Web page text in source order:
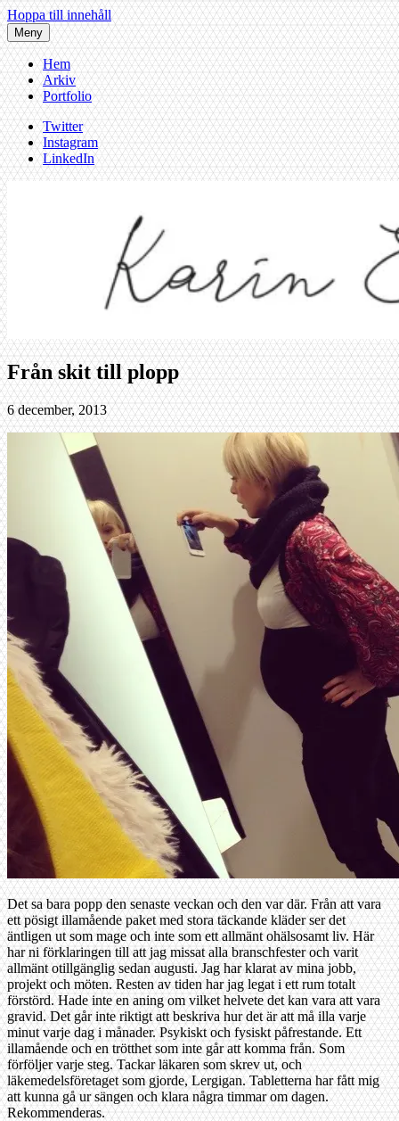
Hoppa till innehåll
Meny
Hem
Arkiv
Portfolio
Twitter
Instagram
LinkedIn
Karin af Malmoe
Från skit till plopp
6 december, 2013
Det sa bara popp den senaste veckan och den var där. Från att vara
ett pösigt illamående paket med stora täckande kläder ser det
äntligen ut som mage och inte som ett allmänt ohälsosamt liv. Här
har ni förklaringen till att jag missat alla branschfester och varit
allmänt otillgänglig sedan augusti. Jag har klarat av mina jobb,
projekt och möten. Resten av tiden har jag legat i ett rum totalt
förstörd. Hade inte en aning om vilket helvete det kan vara att vara
gravid. Det går inte riktigt att beskriva hur det är att må illa varje
minut varje dag i månader. Psykiskt och fysiskt påfrestande. Ett
illamående och en trötthet som inte går att komma från. Som
förföljer varje steg. Tackar läkaren som skrev ut, och
läkemedelsföretaget som gjorde, Lergigan. Tabletterna har fått mig
att kunna gå ur sängen och klara några timmar om dagen.
Rekommenderas.